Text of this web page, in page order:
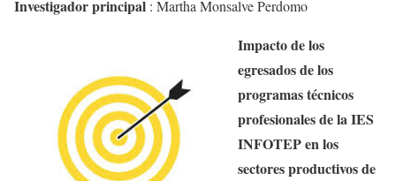
Investigador principal : Martha Monsalve Perdomo
Impacto de los
egresados de los
programas técnicos
profesionales de la IES
INFOTEP en los
sectores productivos de